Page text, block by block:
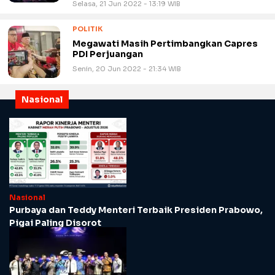
Selasa, 21 Jun 2022 - 13:19 WIB
POLITIK
Megawati Masih Pertimbangkan Capres
PDI Perjuangan
Senin, 20 Jun 2022 - 21:34 WIB
Nasional
Nasional
Purbaya dan Teddy Menteri Terbaik Presiden Prabowo,
Pigai Paling Disorot